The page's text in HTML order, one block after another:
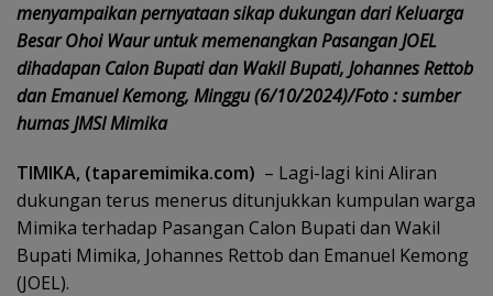
menyampaikan pernyataan sikap dukungan dari Keluarga
Besar Ohoi Waur untuk memenangkan Pasangan JOEL
dihadapan Calon Bupati dan Wakil Bupati, Johannes Rettob
dan Emanuel Kemong, Minggu (6/10/2024)/Foto : sumber
humas JMSI Mimika
TIMIKA, (taparemimika.com) – Lagi-lagi kini Aliran
dukungan terus menerus ditunjukkan kumpulan warga
Mimika terhadap Pasangan Calon Bupati dan Wakil
Bupati Mimika, Johannes Rettob dan Emanuel Kemong
(JOEL).